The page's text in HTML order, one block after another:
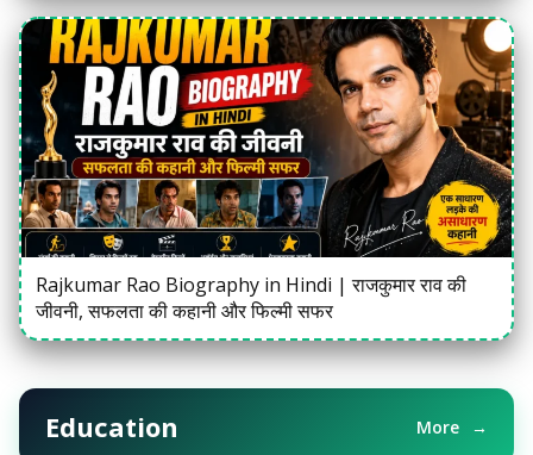
Rajkumar Rao Biography in Hindi | राजकुमार राव की
जीवनी, सफलता की कहानी और फिल्मी सफर
Education More →